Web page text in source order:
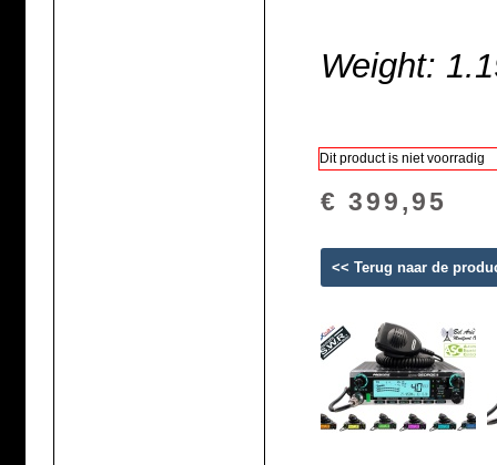
Weight:
Dit product is niet voorradig
€ 399,95
<< Terug naar de